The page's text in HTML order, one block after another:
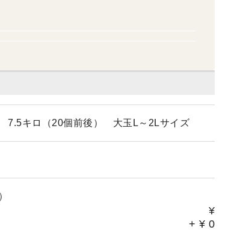
キロ（20個前後） 大玉L～2Lサイズ
¥
+ ¥ 0